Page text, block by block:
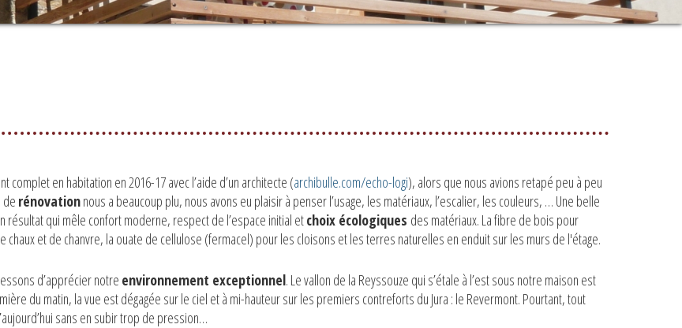
en habitation en 2016-17 avec l’aide d’un architecte (archibulle.com/echo-logi), alors que nous avions retapé peu à peu
de rénovationnous a beaucoup plu, nous avons eu plaisir à penser l’usage, les matériaux, l’escalier, les couleurs, … Une belle
qui mêle confort moderne, respect de l’espace initial etchoix écologiques des matériaux. La fibre de bois pour
et de chanvre, la ouate de cellulose (fermacel) pour les cloisons et les terres naturelles en enduit sur les murs de l'étage.
d’apprécier notre environnement exceptionnel. Le vallon de la Reyssouze qui s’étale à l’est sous notre maison est
du matin, la vue est dégagée sur le ciel et à mi-hauteur sur les premiers contreforts du Jura : le Revermont. Pourtant, tout
sans en subir trop de pression…